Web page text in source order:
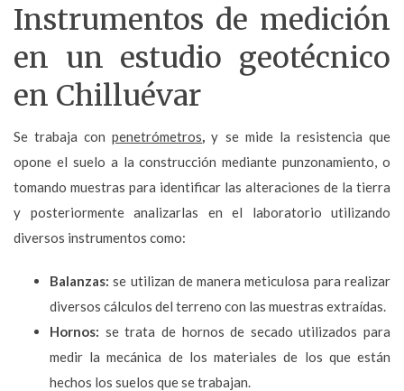
Instrumentos de medición
en un estudio geotécnico
en Chilluévar
Se trabaja conpenetrómetros,y se mide la resistencia que
opone el suelo a la construcción mediante punzonamiento, o
tomando muestras para identificar las alteraciones de la tierra
y posteriormente analizarlas en el laboratorio utilizando
diversos instrumentos como:
Balanzas: se utilizan de manera meticulosa para realizar
diversos cálculos del terreno con las muestras extraídas.
Hornos: se trata de hornos de secado utilizados para
medir la mecánica de los materiales de los que están
hechos los suelos que se trabajan.